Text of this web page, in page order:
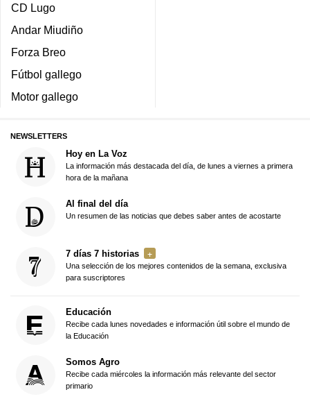
CD Lugo
Andar Miudiño
Forza Breo
Fútbol gallego
Motor gallego
NEWSLETTERS
Hoy en La Voz
La información más destacada del día, de lunes a viernes a primera
hora de la mañana
Al final del día
Un resumen de las noticias que debes saber antes de acostarte
7 días 7 historias
Una selección de los mejores contenidos de la semana, exclusiva
para suscriptores
Educación
Recibe cada lunes novedades e información útil sobre el mundo de
la Educación
Somos Agro
Recibe cada miércoles la información más relevante del sector
primario